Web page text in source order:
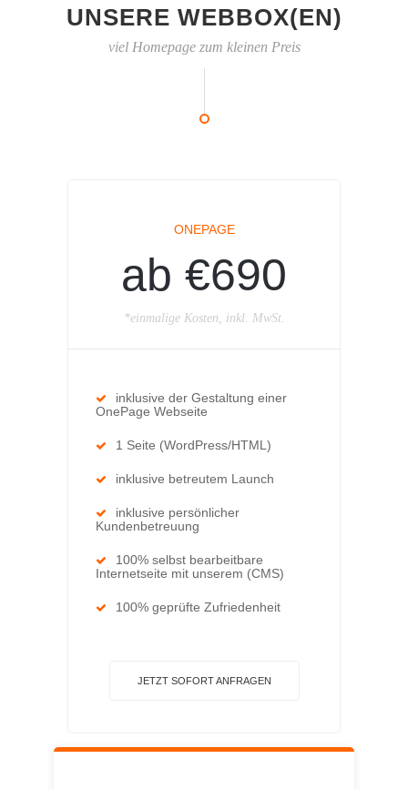
UNSERE WEBBOX(EN)
viel Homepage zum kleinen Preis
ONEPAGE
ab €690
*einmalige Kosten, inkl. MwSt.
inklusive der Gestaltung einer
OnePage Webseite
1 Seite (WordPress/HTML)
inklusive betreutem Launch
inklusive persönlicher
Kundenbetreuung
100% selbst bearbeitbare
Internetseite mit unserem (CMS)
100% geprüfte Zufriedenheit
JETZT SOFORT ANFRAGEN